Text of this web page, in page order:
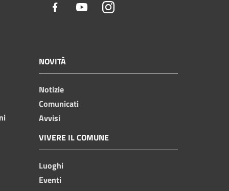
Facebook YoutubeInstagram
NOVITÀ
Notizie
Comunicati
Avvisi
VIVERE IL COMUNE
Luoghi
Eventi